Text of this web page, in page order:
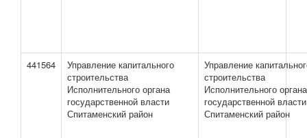
441564
Управление капитального
строительства
Исполнительного органа
государственной власти
Спитаменский район
Управление
строительства
Исполнительного органа
государственной власти
Спитаменский район